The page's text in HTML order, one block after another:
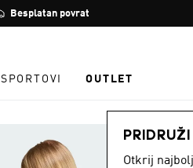
Zaustavi
rotaciju
Besplatan povrat
SPORTOVI OUTLET
Otkrij